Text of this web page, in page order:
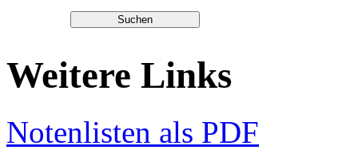
Weitere Links
Notenlisten als PDF